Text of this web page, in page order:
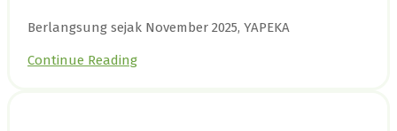
Berlangsung sejak November 2025, YAPEKA
Continue Reading